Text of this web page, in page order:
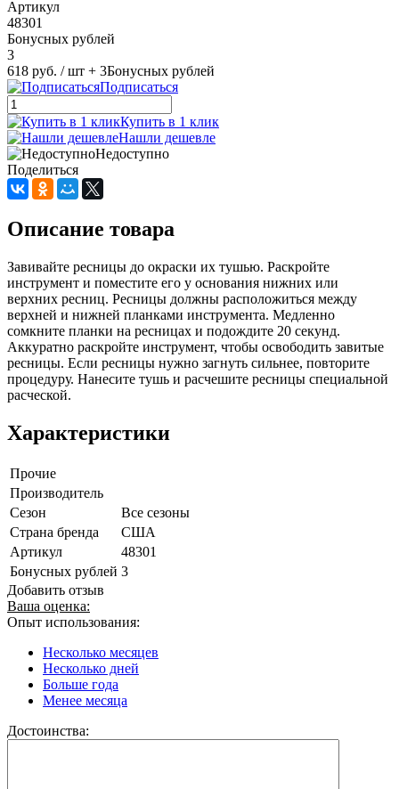
Артикул
48301
Бонусных рублей
3
618 руб. / шт + 3Бонусных рублей
Подписаться
Купить в 1 клик
Нашли дешевле
Недоступно
Поделиться
Описание товара
Завивайте ресницы до окраски их тушью. Раскройте
инструмент и поместите его у основания нижних или
верхних ресниц. Ресницы должны расположиться между
верхней и нижней планками инструмента. Медленно
сомкните планки на ресницах и подождите 20 секунд.
Аккуратно раскройте инструмент, чтобы освободить завитые
ресницы. Если ресницы нужно загнуть сильнее, повторите
процедуру. Нанесите тушь и расчешите ресницы специальной
расческой.
Характеристики
Прочие
Производитель
Сезон
Все сезоны
Страна бренда
США
Артикул
48301
Бонусных рублей 3
Добавить отзыв
Ваша оценка:
Опыт использования:
Несколько месяцев
Несколько дней
Больше года
Менее месяца
Достоинства: